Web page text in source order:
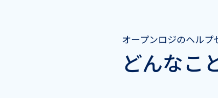
オープンロジのヘルプ
どんなこ